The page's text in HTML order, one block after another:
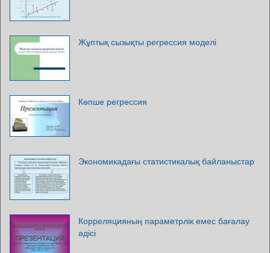
Жұптық сызықты регрессия моделі
Көпше регрессия
Экономикадағы статистикалық байланыстар
Корреляцияның параметрлік емес бағалау
әдісі